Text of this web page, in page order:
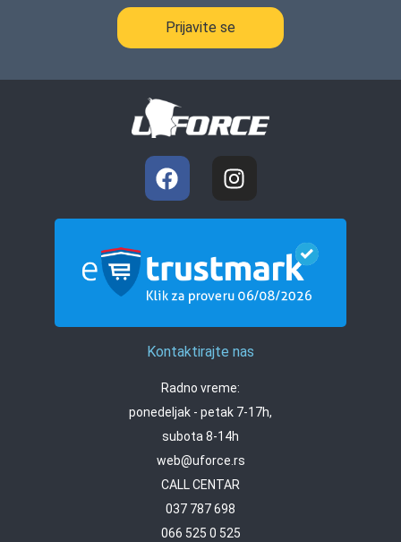
Prijavite se
Kontaktirajte nas
Radno vreme:
ponedeljak - petak 7-17h,
subota 8-14h
web@uforce.rs
CALL CENTAR
037 787 698
066 525 0 525